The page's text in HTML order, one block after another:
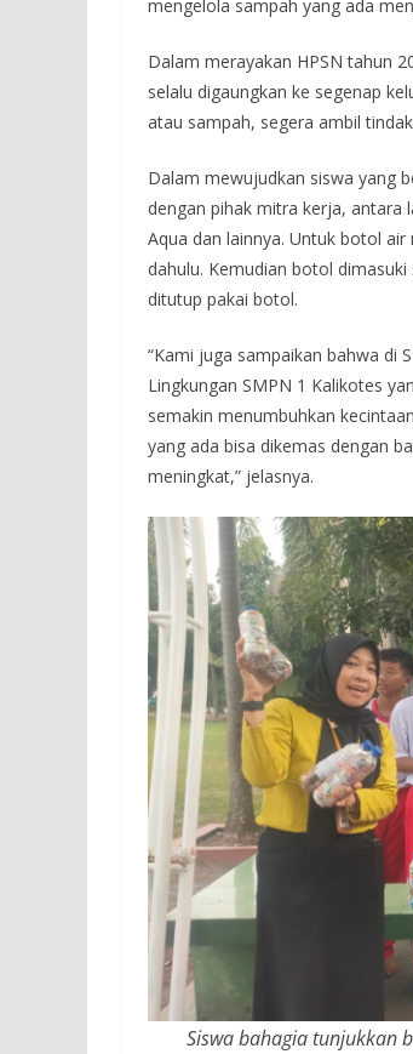
mengelola sampah yang ada
Dalam merayakan HPSN tahun
selalu digaungkan ke segenap
atau sampah, segera ambil
Dalam mewujudkan siswa yang
dengan pihak mitra kerja, antara
Aqua dan lainnya. Untuk botol
dahulu. Kemudian botol
ditutup pakai botol.
“Kami juga sampaikan bahwa di
Lingkungan SMPN 1 Kalikotes
semakin menumbuhkan
yang ada bisa dikemas dengan
meningkat,” jelasnya.
Siswa bahagia tunjukkan